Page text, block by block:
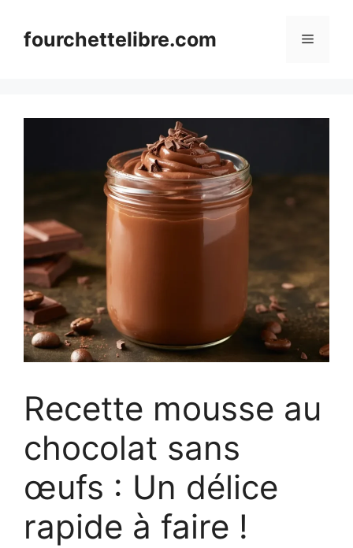
contentfourchettelibre.com Menu
Recette mousse au
chocolat sans
œufs : Un délice
rapide à faire !